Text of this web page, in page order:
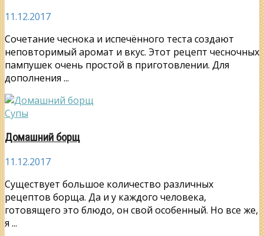
11.12.2017
Сочетание чеснока и испечённого теста создают
неповторимый аромат и вкус. Этот рецепт чесночных
пампушек очень простой в приготовлении. Для
дополнения ...
Супы
Домашний борщ
11.12.2017
Существует большое количество различных
рецептов борща. Да и у каждого человека,
готовящего это блюдо, он свой особенный. Но все же,
я ...